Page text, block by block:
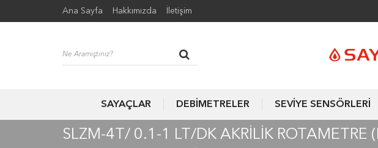
Ana Sayfa Hakkımızda İletişim
SAYAÇLAR DEBİMETRELER SEVİYE SENSÖRLERİ
SLZM-4T/ 0.1-1 LT/DK AKRILIK ROTAMETRE